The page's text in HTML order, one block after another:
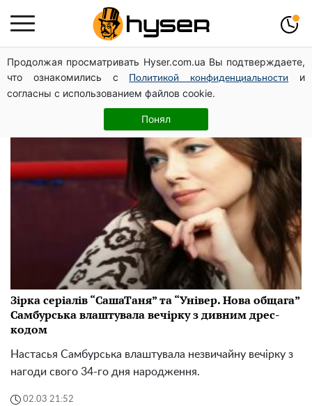
Продолжая просматривать Hyser.com.ua Вы подтверждаете,
что ознакомились с
Политикой конфиденциальности
и
согласны с использованием файлов cookie.
Понял
Оксана Сонькова
Зірка серіалів “СашаТаня” та “Універ. Нова общага”
Самбурська влаштувала вечірку з дивним дрес-
кодом
Настасья Самбурська влаштувала незвичайну вечірку з
нагоди свого 34-го дня народження.
02.03 21:52